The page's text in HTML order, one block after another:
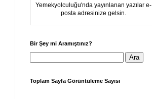
Yemekyolculuğu'nda yayınlanan yazılar e-
posta adresinize gelsin.
Bir Şey mi Aramıştınız?
Toplam Sayfa Görüntüleme Sayısı